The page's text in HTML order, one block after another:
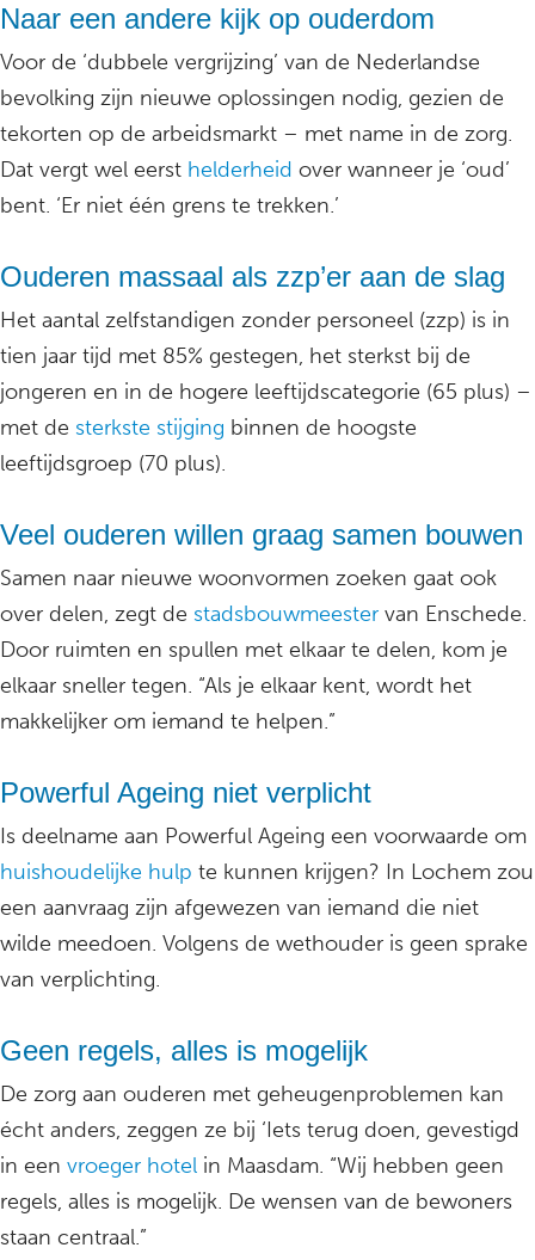
Naar een andere kijk op ouderdom
Voor de ‘dubbele vergrijzing’ van de Nederlandse
bevolking zijn nieuwe oplossingen nodig, gezien de
tekorten op de arbeidsmarkt – met name in de zorg.
Dat vergt wel eerst helderheid over wanneer je ‘oud’
bent. ‘Er niet één grens te trekken.’
Ouderen massaal als zzp’er aan de slag
Het aantal zelfstandigen zonder personeel (zzp) is in
tien jaar tijd met 85% gestegen, het sterkst bij de
jongeren en in de hogere leeftijdscategorie (65 plus) –
met de sterkste stijging binnen de hoogste
leeftijdsgroep (70 plus).
Veel ouderen willen graag samen bouwen
Samen naar nieuwe woonvormen zoeken gaat ook
over delen, zegt de stadsbouwmeester van Enschede.
Door ruimten en spullen met elkaar te delen, kom je
elkaar sneller tegen. “Als je elkaar kent, wordt het
makkelijker om iemand te helpen.”
Powerful Ageing niet verplicht
Is deelname aan Powerful Ageing een voorwaarde om
huishoudelijke hulp te kunnen krijgen? In Lochem zou
een aanvraag zijn afgewezen van iemand die niet
wilde meedoen. Volgens de wethouder is geen sprake
van verplichting.
Geen regels, alles is mogelijk
De zorg aan ouderen met geheugenproblemen kan
écht anders, zeggen ze bij ‘Iets terug doen, gevestigd
in een vroeger hotel in Maasdam. “Wij hebben geen
regels, alles is mogelijk. De wensen van de bewoners
staan centraal.”